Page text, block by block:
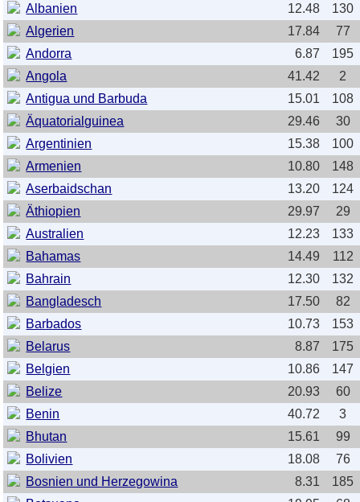
Albanien
12.48
130
Algerien
17.84
77
Andorra
6.87
195
Angola
41.42
2
Antigua und Barbuda
15.01
108
Äquatorialguinea
29.46
30
Argentinien
15.38
100
Armenien
10.80
148
Aserbaidschan
13.20
124
Äthiopien
29.97
29
Australien
12.23
133
Bahamas
14.49
112
Bahrain
12.30
132
Bangladesch
17.50
82
Barbados
10.73
153
Belarus
8.87
175
Belgien
10.86
147
Belize
20.93
60
Benin
40.72
3
Bhutan
15.61
99
Bolivien
18.08
76
Bosnien und Herzegowina
8.31
185